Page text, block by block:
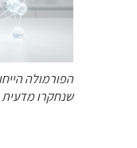
הפורמולה
שנחקרו